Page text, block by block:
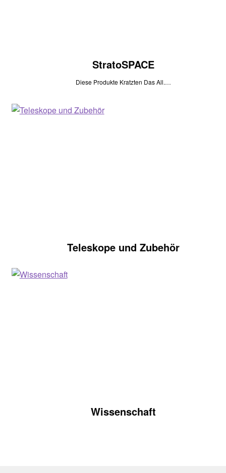
StratoSPACE
Diese Produkte Kratzten Das All.…
Teleskope und Zubehör
Wissenschaft